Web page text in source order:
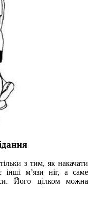
з тим, як накачати
інші м’язи ніг, а саме
Його цілком можна